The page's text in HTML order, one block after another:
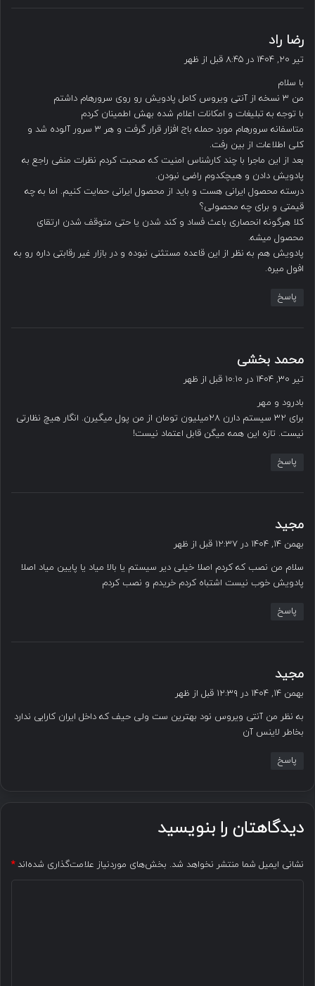
رضا راد
ف
تیر ۲۰, ۱۴۰۴ در ۸:۴۵ قبل از ظهر
با سلام
من ۳ نسخه از آنتی ویروس کامل پادویش رو روی سرورهام داشتم
با توجه به تبلیغات و امکانات اعلام شده بهش اطمینان کردم
متاسفانه سرورهام مورد حمله باج افزار قرار گرفت و هر ۳ سرور آلوده شد و
کلی اطلاعات از بین رفت.
بعد از این ماجرا با چند کارشناس امنیت که صحبت کردم نظرات منفی راجع به
پادویش دادن و هیچکدوم راضی نبودن.
درسته محصول ایرانی هست و باید از محصول ایرانی حمایت کنیم. اما به چه
قیمتی و برای چه محصولی؟
کلا هرگونه انحصاری باعث فساد و کند شدن یا حتی متوقف شدن ارتقای
محصول میشه.
پادویش هم به نظر از این قاعده مستثنی نبوده و در بازار غیر رقابتی داره رو به
افول میره.
پاسخ
محمد بخشی
ف
تیر ۳۰, ۱۴۰۴ در ۱۰:۱۰ قبل از ظهر
بادرود و مهر
برای ۳۲ سیستم دارن ۲۸میلیون تومان از من پول میگیرن. انگار هیچ نظارتی
نیست. تازه این همه میگن قابل اعتماد نیست!
پاسخ
مجید
ف
:
بهمن ۱۴, ۱۴۰۴ در ۱۲:۳۷ قبل از ظهر
سلام من نصب که کردم اصلا خیلی دیر سیستم یا بالا میاد یا پایین میاد اصلا
پادویش خوب نیست اشتباه کردم خریدم و نصب کردم
پاسخ
مجید
ف
:
بهمن ۱۴, ۱۴۰۴ در ۱۲:۳۹ قبل از ظهر
به نظر من آنتی ویروس نود بهترین ست ولی حیف که داخل ایران کارایی ندارد
بخاطر لاینس آن
پاسخ
دیدگاهتان را بنویسید
نشانی ایمیل شما منتشر نخواهد شد. بخش‌های موردنیاز علامت‌گذاری شده‌اند*